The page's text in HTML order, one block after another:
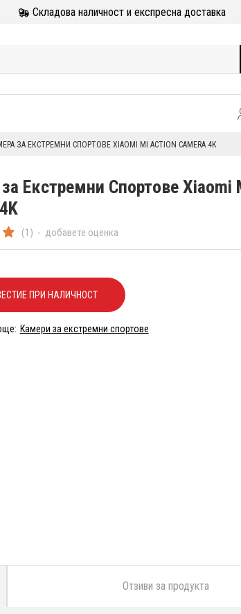
Складова наличност и експресна доставка
ЗА ЕКСТРЕМНИ СПОРТОВЕ XIAOMI MI ACTION CAMERA 4K
Екстремни Спортове Xiaomi
(1) - добавете оценка
ПРИ НАЛИЧНОСТ
Камери за екстремни спортове
Отзиви за продукта